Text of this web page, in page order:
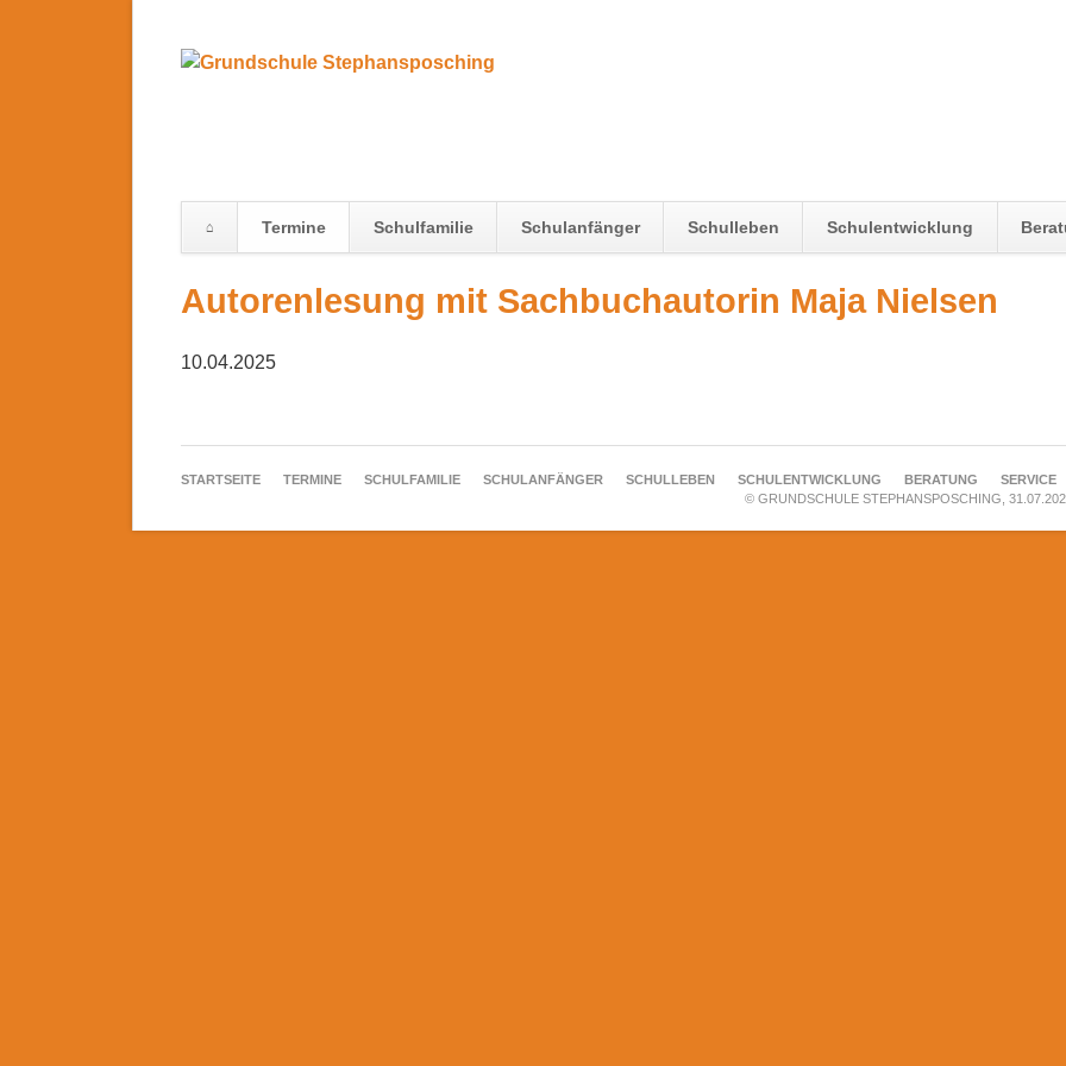
Termine Schulfamilie Schulanfänger Schulleben Schulentwicklung
überspringen
Autorenlesung mit Sachbuchautorin Maja Nielsen
10.04.2025
NAVIGATION
STARTSEITE TERMINE SCHULFAMILIE SCHULANFÄNGER SCHULLEBEN SCHULENTWICKLUNG BERATUNG
SERVICE
© GRUNDSCHULE STEPHANSPOSCHING,